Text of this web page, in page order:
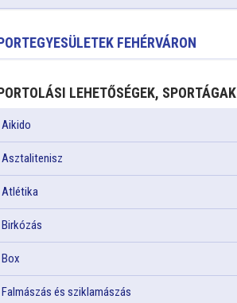
FEHÉRVÁRON
LEHETŐSÉGEK, SPORTÁGAK
Aikido
Asztalitenisz
Atlétika
Birkózás
Box
Falmászás és sziklamászás